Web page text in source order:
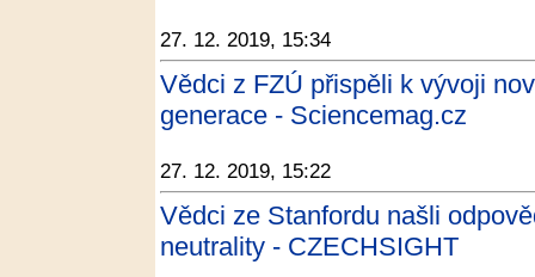
27. 12. 2019, 15:34
Vědci z FZÚ přispěli k vývoji
generace - Sciencemag.cz
27. 12. 2019, 15:22
Vědci ze Stanfordu našli
neutrality - CZECHSIGHT